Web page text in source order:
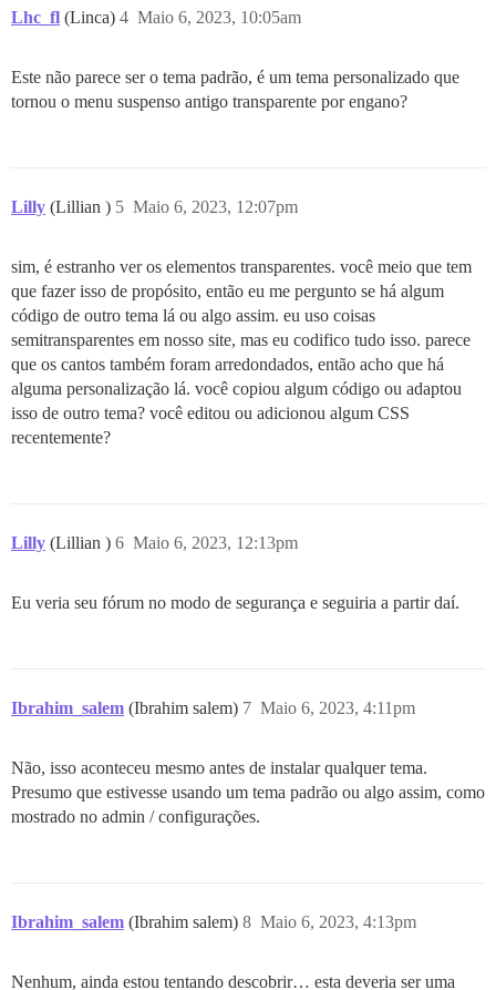
Lhc_fl (Linca) Maio 6, 2023, 10:05am
4
Este não parece ser o tema padrão, é um tema personalizado que
tornou o menu suspenso antigo transparente por engano?
Lilly (Lillian ) Maio 6, 2023, 12:07pm
5
sim, é estranho ver os elementos transparentes. você meio que tem
que fazer isso de propósito, então eu me pergunto se há algum
código de outro tema lá ou algo assim. eu uso coisas
semitransparentes em nosso site, mas eu codifico tudo isso. parece
que os cantos também foram arredondados, então acho que há
alguma personalização lá. você copiou algum código ou adaptou
isso de outro tema? você editou ou adicionou algum CSS
recentemente?
Lilly (Lillian ) Maio 6, 2023, 12:13pm
6
Eu veria seu fórum no modo de segurança e seguiria a partir daí.
Ibrahim_salem (Ibrahim salem) Maio 6, 2023, 4:11pm
7
Não, isso aconteceu mesmo antes de instalar qualquer tema.
Presumo que estivesse usando um tema padrão ou algo assim, como
mostrado no admin / configurações.
Ibrahim_salem (Ibrahim salem) Maio 6, 2023, 4:13pm
8
Nenhum, ainda estou tentando descobrir… esta deveria ser uma